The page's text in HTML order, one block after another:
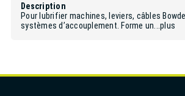
Description
Pour lubrifier machines, leviers, câbles
systèmes d’accouplement. Forme un... plus